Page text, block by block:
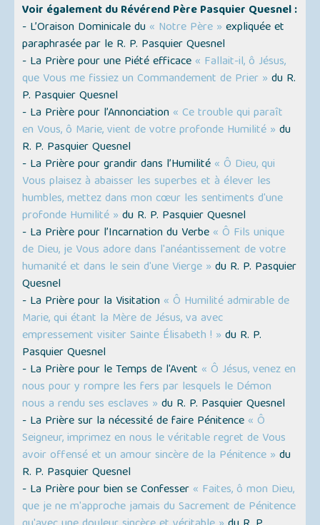
Voir également du Révérend Père Pasquier Quesnel :
- L’Oraison Dominicale du « Notre Père » expliquée et
paraphrasée par le R. P. Pasquier Quesnel
- La Prière pour une Piété efficace « Fallait-il, ô Jésus,
que Vous me fissiez un Commandement de Prier » du R.
P. Pasquier Quesnel
- La Prière pour l’Annonciation « Ce trouble qui paraît
en Vous, ô Marie, vient de votre profonde Humilité » du
R. P. Pasquier Quesnel
- La Prière pour grandir dans l’Humilité « Ô Dieu, qui
Vous plaisez à abaisser les superbes et à élever les
humbles, mettez dans mon cœur les sentiments d'une
profonde Humilité » du R. P. Pasquier Quesnel
- La Prière pour l’Incarnation du Verbe « Ô Fils unique
de Dieu, je Vous adore dans l'anéantissement de votre
humanité et dans le sein d'une Vierge » du R. P. Pasquier
Quesnel
- La Prière pour la Visitation « Ô Humilité admirable de
Marie, qui étant la Mère de Jésus, va avec
empressement visiter Sainte Élisabeth ! » du R. P.
Pasquier Quesnel
- La Prière pour le Temps de l'Avent « Ô Jésus, venez en
nous pour y rompre les fers par lesquels le Démon
nous a rendu ses esclaves » du R. P. Pasquier Quesnel
- La Prière sur la nécessité de faire Pénitence « Ô
Seigneur, imprimez en nous le véritable regret de Vous
avoir offensé et un amour sincère de la Pénitence » du
R. P. Pasquier Quesnel
- La Prière pour bien se Confesser « Faites, ô mon Dieu,
que je ne m'approche jamais du Sacrement de Pénitence